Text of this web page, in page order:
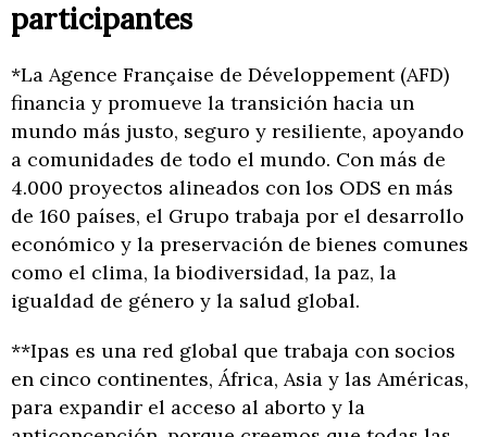
participantes
*La Agence Française de Développement (AFD)
financia y promueve la transición hacia un
mundo más justo, seguro y resiliente, apoyando
a comunidades de todo el mundo. Con más de
4.000 proyectos alineados con los ODS en más
de 160 países, el Grupo trabaja por el desarrollo
económico y la preservación de bienes comunes
como el clima, la biodiversidad, la paz, la
igualdad de género y la salud global.
**Ipas es una red global que trabaja con socios
en cinco continentes, África, Asia y las Américas,
para expandir el acceso al aborto y la